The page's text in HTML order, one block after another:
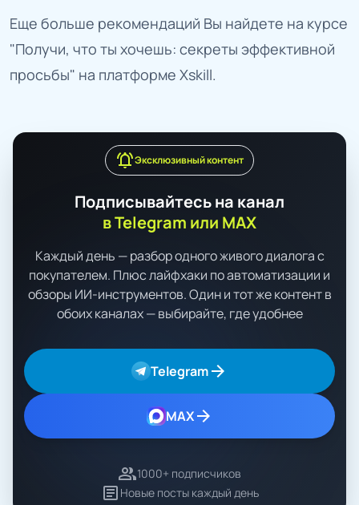
Еще больше рекомендаций Вы найдете на курсе
"Получи, что ты хочешь: секреты эффективной
просьбы" на платформе Xskill.
notifications_activeЭксклюзивный контент
Подписывайтесь на канал
в Telegram или MAX
Каждый день — разбор одного живого диалога с
покупателем. Плюс лайфхаки по автоматизации и
обзоры ИИ-инструментов. Один и тот же контент в
обоих каналах — выбирайте, где удобнее
Telegramarrow_forward
MAXarrow_forward
group1000+ подписчиков
article Новые посты каждый день